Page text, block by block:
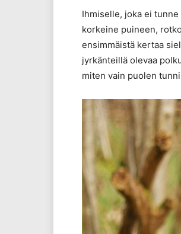
Ihmiselle, joka ei
korkeine puineen,
ensimmäistä kertaa
jyrkänteillä olevaa
miten vain puolen